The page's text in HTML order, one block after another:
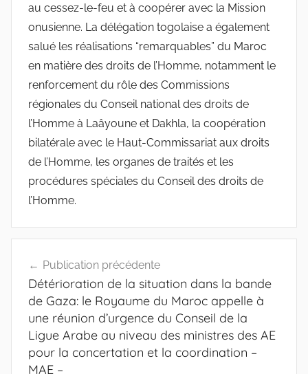
au cessez-le-feu et à coopérer avec la Mission
onusienne. La délégation togolaise a également
salué les réalisations “remarquables” du Maroc
en matière des droits de l’Homme, notamment le
renforcement du rôle des Commissions
régionales du Conseil national des droits de
l’Homme à Laâyoune et Dakhla, la coopération
bilatérale avec le Haut-Commissariat aux droits
de l’Homme, les organes de traités et les
procédures spéciales du Conseil des droits de
l’Homme.
de
l’article
Publication précédente
Détérioration de la situation dans la bande
de Gaza: le Royaume du Maroc appelle à
une réunion d’urgence du Conseil de la
Ligue Arabe au niveau des ministres des AE
pour la concertation et la coordination –
MAE –